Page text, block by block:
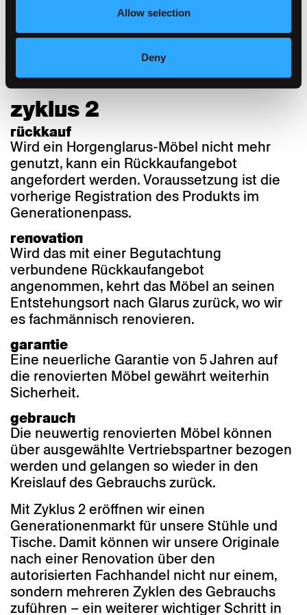
Allow selection
Deny
Kleinere und grössere Schäden an einem
Möbel können jederzeit in unserer
Abstimmung und nach Wunsch des
Besitzers.
zyklus 2
rückkauf
Wird ein Horgenglarus-Möbel nicht mehr
genutzt, kann ein Rückkaufangebot
angefordert werden. Voraussetzung ist die
vorherige Registration des Produkts im
Generationenpass.
renovation
Wird das mit einer Begutachtung
verbundene Rückkaufangebot
angenommen, kehrt das Möbel an seinen
Entstehungsort nach Glarus zurück, wo wir
es fachmännisch renovieren.
garantie
Eine neuerliche Garantie von 5 Jahren auf
die renovierten Möbel gewährt weiterhin
Sicherheit.
gebrauch
Die neuwertig renovierten Möbel können
über ausgewählte Vertriebspartner bezogen
werden und gelangen so wieder in den
Kreislauf des Gebrauchs zurück.
Mit Zyklus 2 eröffnen wir einen
Generationenmarkt für unsere Stühle und
Tische. Damit können wir unsere Originale
nach einer Renovation über den
autorisierten Fachhandel nicht nur einem,
sondern mehreren Zyklen des Gebrauchs
zuführen – ein weiterer wichtiger Schritt in